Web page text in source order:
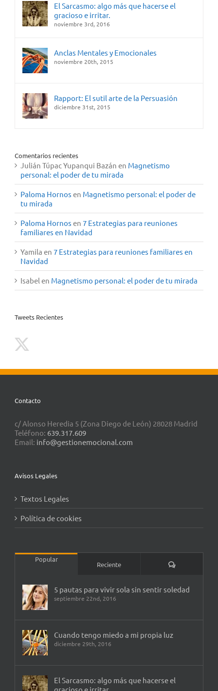
El Sarcasmo: algo más que hacerse el
gracioso e irritar.
noviembre 3rd, 2016
Anclas Mentales y Emocionales
noviembre 20th, 2015
Rapport: El sutil arte de la Persuasión
diciembre 31st, 2015
Comentarios recientes
Julián Túpac Yupanqui Bazán en Magnetismo
personal: el poder de tu mirada
Paloma Hornos en Magnetismo personal: el poder de
tu mirada
Paloma Hornos en 7 Estrategias para reuniones
familiares en Navidad
Yamila en 7 Estrategias para reuniones familiares en
Navidad
Isabel en Magnetismo personal: el poder de tu mirada
Tweets Recientes
Contacto
c/ Alonso Heredia 5 (Zona Diego de León) 28028 Madrid
Teléfono: 639.317.609
Email: info@gestionemocional.com
Avisos Legales
Textos Legales
Política de cookies
Popular
Reciente Comentarios
5 pautas para vivir sola sin sentir soledad
septiembre 22nd, 2016
Cuando tengo miedo a mi propia luz
diciembre 29th, 2016
El Sarcasmo: algo más que hacerse el